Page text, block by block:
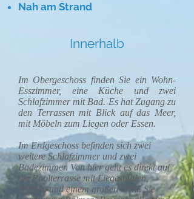
Nah am Strand
Innerhalb
Im Obergeschoss finden Sie ein Wohn-
Esszimmer, eine Küche und zwei
Schlafzimmer mit Bad. Es hat Zugang zu
den Terrassen mit Blick auf das Meer,
mit Möbeln zum Liegen oder Essen.
Im Erdgeschoss befinden sich zwei
weitere Schlafzimmer und zwei
Badezimmer. Von hier geht es direkt auf
die Poolterrasse mit Liegestühlen,
Stühlen und einem großen Grill. Sie